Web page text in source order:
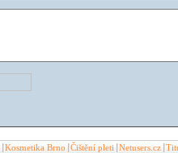
Kosmetika Brno Čištění pleti Netusers.cz